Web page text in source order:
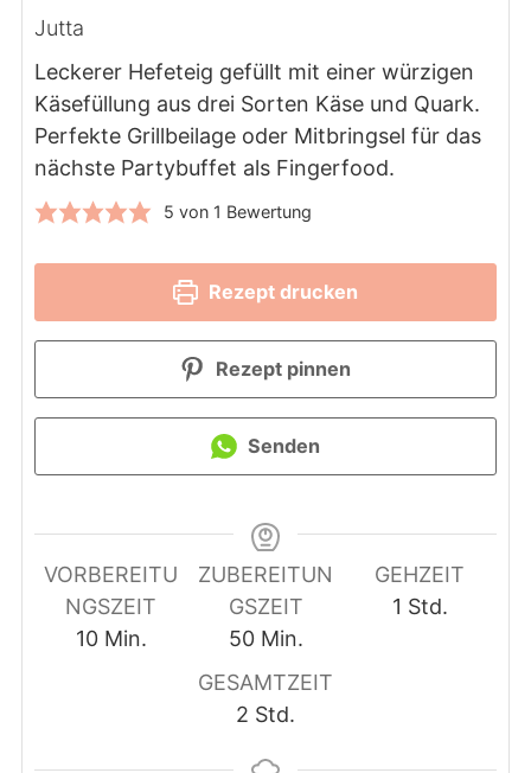
Jutta
Leckerer Hefeteig gefüllt mit einer würzigen
Käsefüllung aus drei Sorten Käse und Quark.
Perfekte Grillbeilage oder Mitbringsel für das
nächste Partybuffet als Fingerfood.
5 von 1 Bewertung
Rezept drucken
Rezept pinnen
Senden
VORBEREITU
NGSZEIT
10Minuten
Min.
ZUBEREITUN
GSZEIT
50Minuten
Min.
GEHZEIT
1 Stunde
Std.
GESAMTZEIT
2 Stunden
Std.